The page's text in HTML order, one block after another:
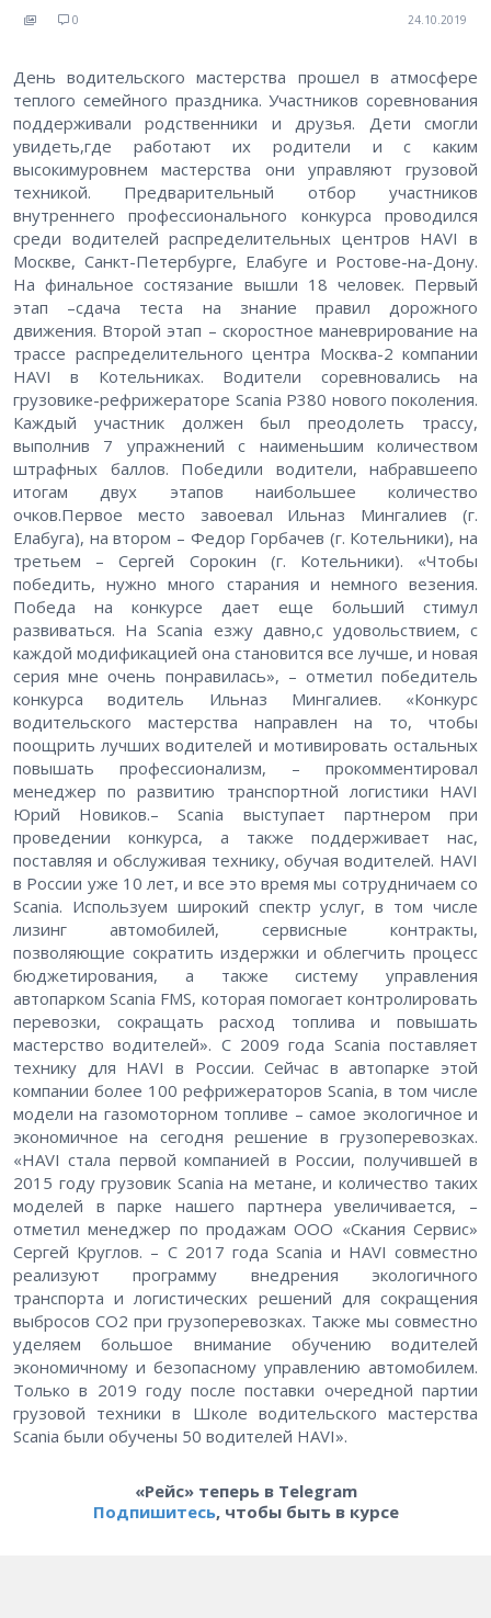
0 24.10.2019
День водительского мастерства прошел в атмосфере
теплого семейного праздника. Участников соревнования
поддерживали родственники и друзья. Дети смогли
увидеть,где работают их родители и с каким
высокимуровнем мастерства они управляют грузовой
техникой. Предварительный отбор участников
внутреннего профессионального конкурса проводился
среди водителей распределительных центров HAVI в
Москве, Санкт-Петербурге, Елабуге и Ростове-на-Дону.
На финальное состязание вышли 18 человек. Первый
этап –сдача теста на знание правил дорожного
движения. Второй этап – скоростное маневрирование на
трассе распределительного центра Москва-2 компании
HAVI в Котельниках. Водители соревновались на
грузовике-рефрижераторе Scania Р380 нового поколения.
Каждый участник должен был преодолеть трассу,
выполнив 7 упражнений с наименьшим количеством
штрафных баллов. Победили водители, набравшеепо
итогам двух этапов наибольшее количество
очков.Первое место завоевал Ильназ Мингалиев (г.
Елабуга), на втором – Федор Горбачев (г. Котельники), на
третьем – Сергей Сорокин (г. Котельники). «Чтобы
победить, нужно много старания и немного везения.
Победа на конкурсе дает еще больший стимул
развиваться. На Scania езжу давно,с удовольствием, с
каждой модификацией она становится все лучше, и новая
серия мне очень понравилась», – отметил победитель
конкурса водитель Ильназ Мингалиев. «Конкурс
водительского мастерства направлен на то, чтобы
поощрить лучших водителей и мотивировать остальных
повышать профессионализм, – прокомментировал
менеджер по развитию транспортной логистики HAVI
Юрий Новиков.– Scania выступает партнером при
проведении конкурса, а также поддерживает нас,
поставляя и обслуживая технику, обучая водителей. HAVI
в России уже 10 лет, и все это время мы сотрудничаем со
Scania. Используем широкий спектр услуг, в том числе
лизинг автомобилей, сервисные контракты,
позволяющие сократить издержки и облегчить процесс
бюджетирования, а также систему управления
автопарком Scania FMS, которая помогает контролировать
перевозки, сокращать расход топлива и повышать
мастерство водителей». С 2009 года Scania поставляет
технику для HAVI в России. Сейчас в автопарке этой
компании более 100 рефрижераторов Scania, в том числе
модели на газомоторном топливе – самое экологичное и
экономичное на сегодня решение в грузоперевозках.
«HAVI стала первой компанией в России, получившей в
2015 году грузовик Scania на метане, и количество таких
моделей в парке нашего партнера увеличивается, –
отметил менеджер по продажам ООО «Скания Сервис»
Сергей Круглов. – С 2017 года Scania и HAVI совместно
реализуют программу внедрения экологичного
транспорта и логистических решений для сокращения
выбросов СО2 при грузоперевозках. Также мы совместно
уделяем большое внимание обучению водителей
экономичному и безопасному управлению автомобилем.
Только в 2019 году после поставки очередной партии
грузовой техники в Школе водительского мастерства
Scania были обучены 50 водителей HAVI».
«Рейс» теперь в Telegram
Подпишитесь, чтобы быть в курсе